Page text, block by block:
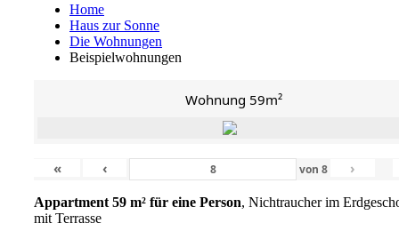
Home
Haus zur Sonne
Die Wohnungen
Beispielwohnungen
Wohnung 59m²
« ‹ von8 ›
Appartment 59 m² für eine Person, Nichtraucher im
mit Terrasse